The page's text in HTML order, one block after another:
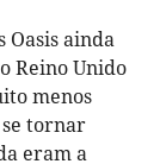
Oasis ainda
Reino Unido
menos
tornar
eram a